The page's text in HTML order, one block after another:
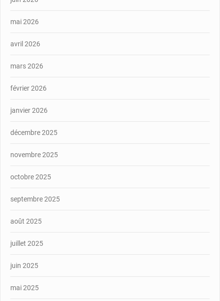
mai 2026
avril 2026
mars 2026
février 2026
janvier 2026
décembre 2025
novembre 2025
octobre 2025
septembre 2025
août 2025
juillet 2025
juin 2025
mai 2025